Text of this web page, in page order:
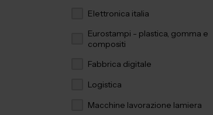
Elettronica italia
Eurostampi - plastica, gomma e
compositi
Fabbrica digitale
Logistica
Macchine lavorazione lamiera